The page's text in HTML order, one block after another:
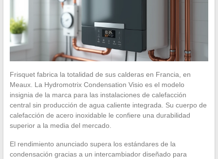
Frisquet fabrica la totalidad de sus calderas en Francia, en
Meaux. La Hydromotrix Condensation Visio es el modelo
insignia de la marca para las instalaciones de calefacción
central sin producción de agua caliente integrada. Su cuerpo de
calefacción de acero inoxidable le confiere una durabilidad
superior a la media del mercado.
El rendimiento anunciado supera los estándares de la
condensación gracias a un intercambiador diseñado para